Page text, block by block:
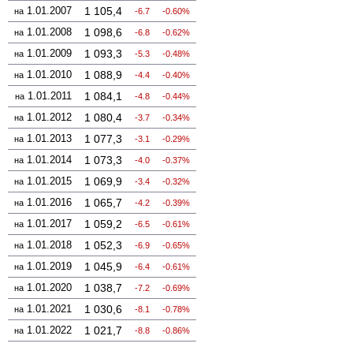
на 1.01.2007 1 105,4 -6.7 -0.60%
на 1.01.2008 1 098,6 -6.8 -0.62%
на 1.01.2009 1 093,3 -5.3 -0.48%
на 1.01.2010 1 088,9 -4.4 -0.40%
на1.01.2011 1 084,1 -4.8 -0.44%
на 1.01.2012 1 080,4 -3.7 -0.34%
на 1.01.2013 1 077,3 -3.1 -0.29%
на 1.01.2014 1 073,3 -4.0 -0.37%
на 1.01.2015 1 069,9 -3.4 -0.32%
на 1.01.2016 1 065,7 -4.2 -0.39%
на 1.01.2017 1 059,2 -6.5 -0.61%
на 1.01.2018 1 052,3 -6.9 -0.65%
на 1.01.2019 1 045,9 -6.4 -0.61%
на 1.01.2020 1 038,7 -7.2 -0.69%
на 1.01.2021 1 030,6 -8.1 -0.78%
на 1.01.2022 1 021,7 -8.8 -0.86%